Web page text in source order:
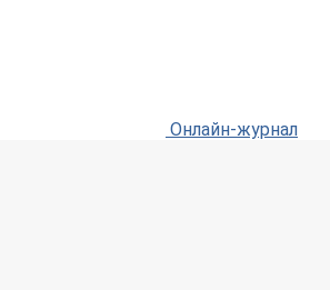
Онлайн-журнал